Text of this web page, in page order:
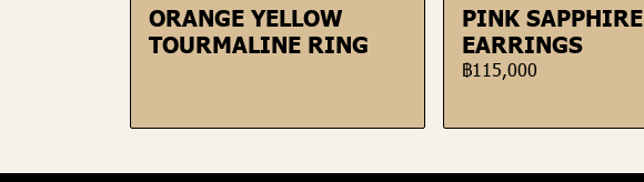
ORANGE YELLOW
TOURMALINE RING
PINK SAPPHIRE
EARRINGS
฿115,000